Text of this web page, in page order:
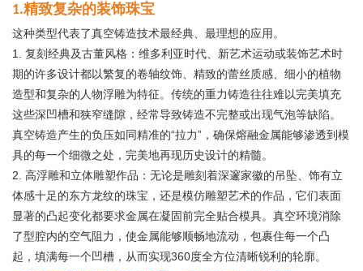
1.精致复杂的装饰珠宝
这种类型代表了真空铸造技术最经典、最理想的应用。
1. 复刻经典及古董风格：维多利亚时代、新艺术运动或装饰艺术时
期的许多设计都以繁复的卷轴纹饰、精致的蕾丝质感、细小的植物
造型和复杂的人物浮雕为特征。传统的重力铸造往往难以完美填充
这些深凹槽和狭窄缝隙，经常导致铸造不完整或出现气泡等缺陷。
真空铸造产生的负压如同精准的“拉力”，确保熔融金属能够渗透到模
具的每一个细微之处，完美地再现历史设计的精髓。
2. 高浮雕和立体雕塑作品：无论是雕刻着深邃家徽的吊坠、饰有立
体感十足的东方龙纹的珠宝，还是模仿雕塑艺术的作品，它们表面
显著的凸起变化都要求金属在凝固前完全贴合模具。真空环境消除
了型腔内的空气阻力，使金属能够顺畅地流动，包裹住每一个凸
起，填满每一个凹槽，从而实现360度全方位清晰锐利的轮廓。